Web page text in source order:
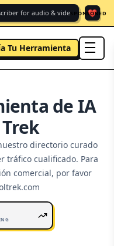
for audio & vide. ❤️
SPONSORED
Tu Herramienta
de IA
directorio curado
tráfico cualificado. Para
comercial, por favor